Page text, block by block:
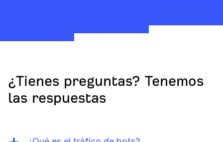
¿Tienes preguntas? Tenemos
las respuestas